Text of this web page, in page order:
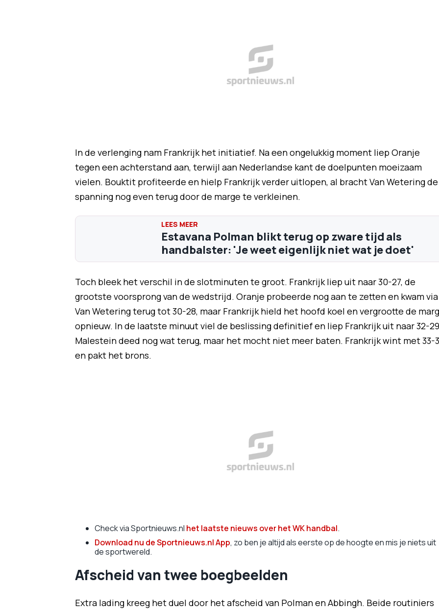
In de verlenging nam Frankrijk het initiatief. Na een ongelukkig moment liep Oranje
tegen een achterstand aan, terwijl aan Nederlandse kant de doelpunten moeizaam
vielen. Bouktit profiteerde en hielp Frankrijk verder uitlopen, al bracht Van Wetering de
spanning nog even terug door de marge te verkleinen.
Estavana Polman blikt terug op zware tijd als
handbalster: 'Je weet eigenlijk niet wat je doet'
Toch bleek het verschil in de slotminuten te groot. Frankrijk liep uit naar 30-27, de
grootste voorsprong van de wedstrijd. Oranje probeerde nog aan te zetten en kwam via
Van Wetering terug tot 30-28, maar Frankrijk hield het hoofd koel en vergrootte de
opnieuw. In de laatste minuut viel de beslissing definitief en liep Frankrijk uit naar 32-
Malestein deed nog wat terug, maar het mocht niet meer baten. Frankrijk wint met 33-
en pakt het brons.
Check via Sportnieuws.nl het laatste nieuws over het WK handbal.
Download nu de Sportnieuws.nl App, zo ben je altijd als eerste op de hoogte en mis je niets uit
de sportwereld.
Afscheid van twee boegbeelden
Extra lading kreeg het duel door het afscheid van Polman en Abbingh. Beide routiniers